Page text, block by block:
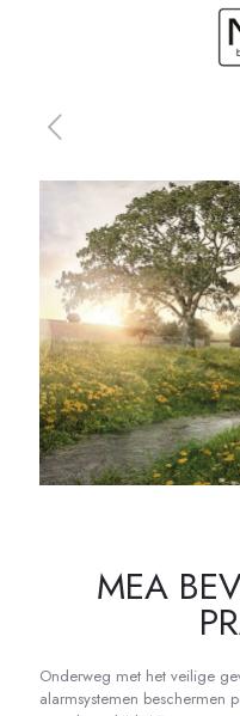
MEA
Onderweg met het veilige
alarmsystemen beschermen